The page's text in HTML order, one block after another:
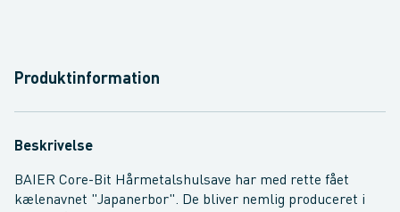
Produktinformation
Beskrivelse
BAIER Core-Bit Hårmetalshulsave har med rette fået
kælenavnet "Japanerbor". De bliver nemlig produceret i